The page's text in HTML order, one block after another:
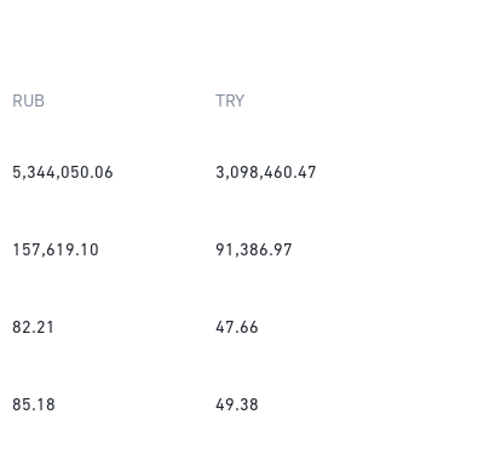
RUB TRY
5,344,050.06 3,098,460.47
157,619.10 91,386.97
82.21 47.66
85.18 49.38